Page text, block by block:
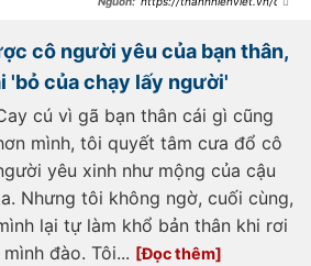
yeu-noi-chia-tay-toi-nhin-lai-ban-
than-trong-guong-va-thay-cam-
209260610221646597.htm
cô người yêu của bạn thân,
'bỏ của chạy lấy người'
cú vì gã bạn thân cái gì cũng
mình, tôi quyết tâm cưa đổ cô
yêu xinh như mộng của cậu
Nhưng tôi không ngờ, cuối cùng,
lại tự làm khổ bản thân khi rơi
đào. Tôi...